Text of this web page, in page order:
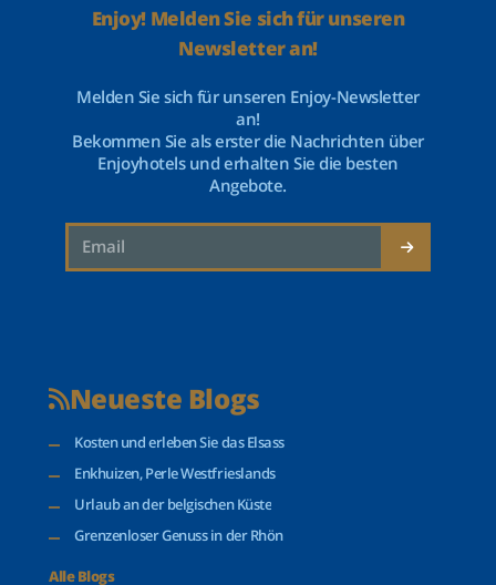
Enjoy! Melden Sie sich für unseren
Newsletter an!
Melden Sie sich für unseren Enjoy-Newsletter
an!
Bekommen Sie als erster die Nachrichten über
Enjoyhotels und erhalten Sie die besten
Angebote.
Neueste Blogs
Kosten und erleben Sie das Elsass
Enkhuizen, Perle Westfrieslands
Urlaub an der belgischen Küste
Grenzenloser Genuss in der Rhön
Alle Blogs